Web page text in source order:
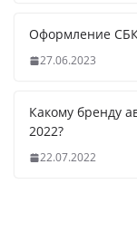
Оформление
27.06.2023
Какому бренду
2022?
22.07.2022